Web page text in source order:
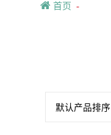
首页 -